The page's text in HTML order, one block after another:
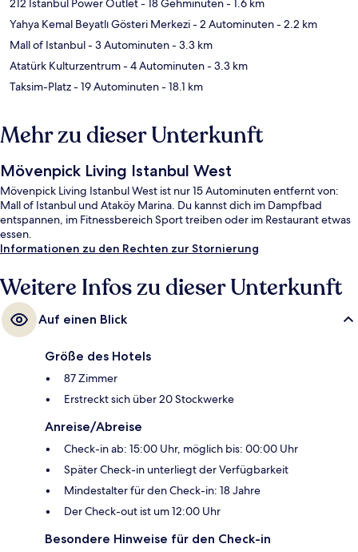
212 Istanbul Power Outlet- 18 Gehminuten- 1.6 km
Yahya Kemal Beyatlı Gösteri Merkezi- 2 Autominuten- 2.2 km
Mall of Istanbul- 3 Autominuten- 3.3 km
Atatürk Kulturzentrum- 4 Autominuten- 3.3 km
Taksim-Platz- 19 Autominuten- 18.1 km
Mehr zu dieser Unterkunft
Mövenpick Living Istanbul West
Mövenpick Living Istanbul West ist nur 15 Autominuten entfernt von:
Mall of Istanbul und Ataköy Marina. Du kannst dich im Dampfbad
entspannen, im Fitnessbereich Sport treiben oder im Restaurant etwas
essen.
Informationen zu den Rechten zur Stornierung
Weitere Infos zu dieser Unterkunft
Auf einen Blick
Größe des Hotels
87 Zimmer
Erstreckt sich über 20 Stockwerke
Anreise/Abreise
Check-in ab: 15:00 Uhr, möglich bis: 00:00 Uhr
Später Check-in unterliegt der Verfügbarkeit
Mindestalter für den Check-in: 18 Jahre
Der Check-out ist um 12:00 Uhr
Besondere Hinweise für den Check-in